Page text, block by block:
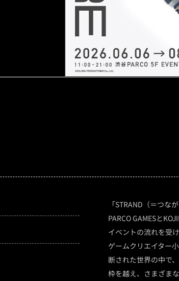
「STRAND（＝つな
PARCO GAMESと
イベントの流れを受
ゲームクリエイター
断された世界の中で
枠を越え、さまざま